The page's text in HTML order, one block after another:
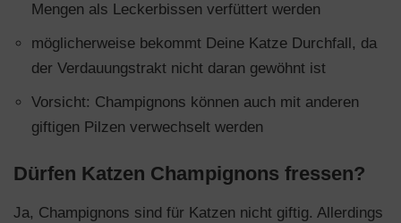
Mengen als Leckerbissen verfüttert werden
möglicherweise bekommt Deine Katze Durchfall, da
der Verdauungstrakt nicht daran gewöhnt ist
Vorsicht: Champignons können auch mit anderen
giftigen Pilzen verwechselt werden
Dürfen Katzen Champignons fressen?
Ja, Champignons sind für Katzen nicht giftig. Allerdings